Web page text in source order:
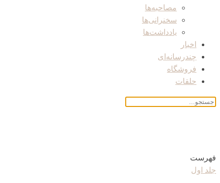
مصاحبه‌ها
سخنرانی‌ها
یادداشت‌ها
اخبار
چندرسانه‌ای
فروشگاه
حلقات
فهرست
جلد اول